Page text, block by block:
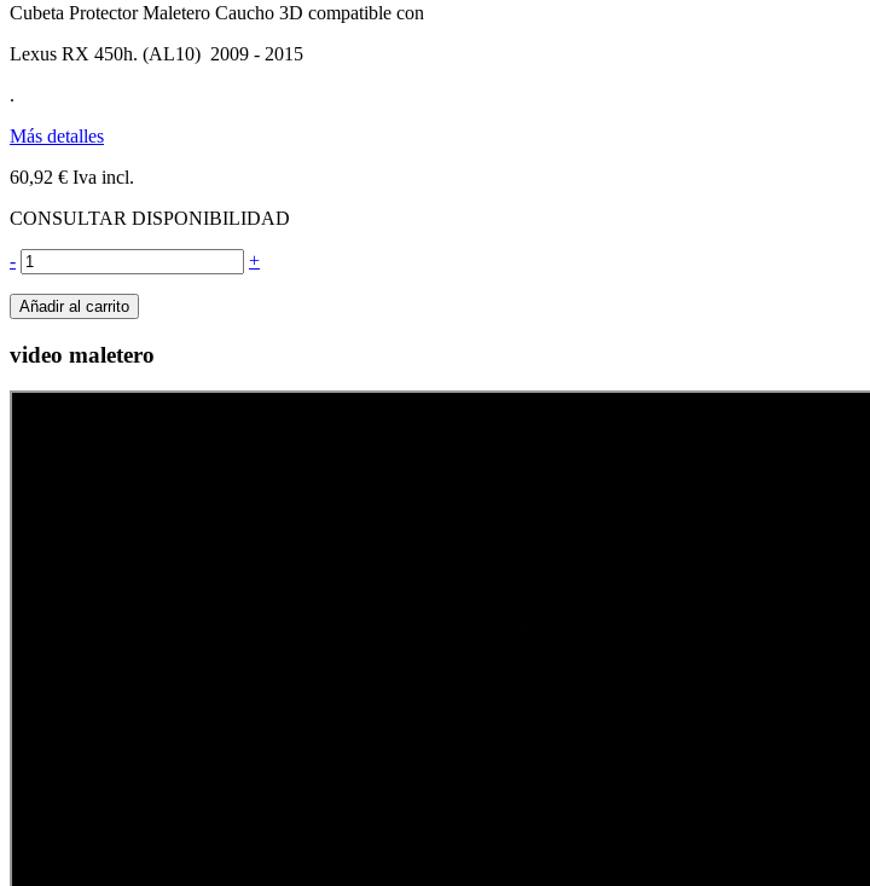
Cubeta Protector Maletero Caucho 3D compatible con
Lexus RX 450h. (AL10) 2009 - 2015
.
Más detalles
60,92 € Iva incl.
CONSULTAR DISPONIBILIDAD
- +
Añadir al carrito
video maletero